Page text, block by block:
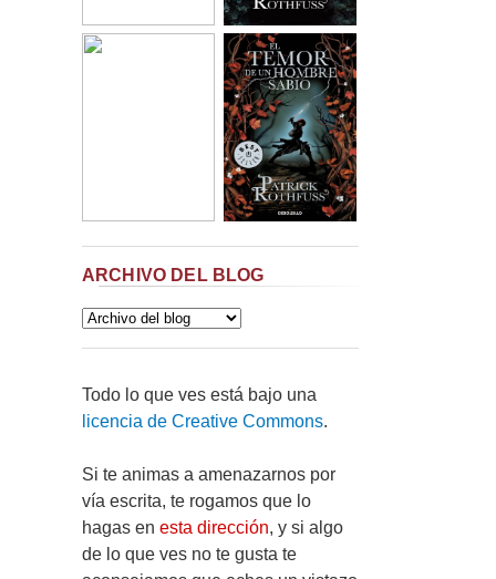
ARCHIVO DEL BLOG
Todo lo que ves está bajo una
licencia de Creative Commons.
Si te animas a amenazarnos por
vía escrita, te rogamos que lo
hagas en esta dirección, y si algo
de lo que ves no te gusta te